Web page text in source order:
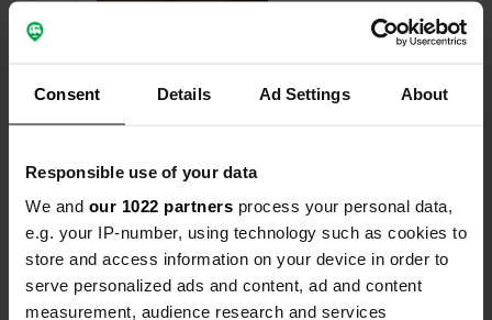
Consent Details Ad Settings About
Responsible use of your data
We and our 1022 partners process your personal data,
e.g. your IP-number, using technology such as cookies to
store and access information on your device in order to
serve personalized ads and content, ad and content
measurement, audience research and services